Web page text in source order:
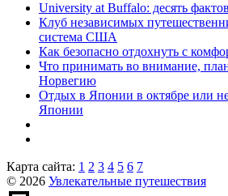
University at Buffalo: десять фактов
Клуб независимых
система США
Как безопасно отдохнуть с
Что принимать во внимание,
Норвегию
Отдых в Японии в октябре или
Японии
Карта сайта: 1 2 3 4 5 6 7
© 2026 Увлекательные путешествия